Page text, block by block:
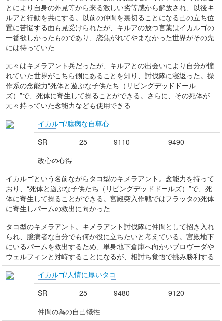
とにより自身の外見等から来る激しい劣等感から解放され、以後キ
ルアと行動を共にする。以前の仲間を裏切ることになる己の立ち位
置に苦悩する面も見受けられたが、キルアの放つ言葉はイカルゴの
一番欲しかったものであり、恋焦がれてやまなかった世界がその先
には待っていた
元々はキメラアント兵だったが、キルアとの出会いにより自分が憧
れていた世界がこちら側にあることを知り、討伐隊に寝返った。操
作系の念能力“死体と遊ぶな子供たち（リビングデッドドール
ズ）”で、死体に寄生して操ることができる。さらに、その死体が
元々持っていた念能力なども使用できる
イカルゴ/臆病な自尊心
SR
25 9110
9490
改心の心得
イカルゴという名前ながらタコ型のキメラアント。念能力を持って
おり、“死体と遊ぶな子供たち（リビングデッドドールズ）”で、死
体に寄生して操ることができる。宮殿突入作戦ではフラッタの死体
に寄生しパームの救出に向かった
タコ型のキメラアント。キメラアント討伐隊に仲間として招き入れ
られ、臆病者な自分でも何か役に立ちたいと考えている。宮殿地下
にいるパームを救出するため、単身地下倉庫へ向かいブロヴーダや
ウェルフィンと対峙することになるが、相討ち覚悟で挑み勝利する
イカルゴ/人情に厚いタコ
SR
25 9480
9120
仲間の為の自己犠牲